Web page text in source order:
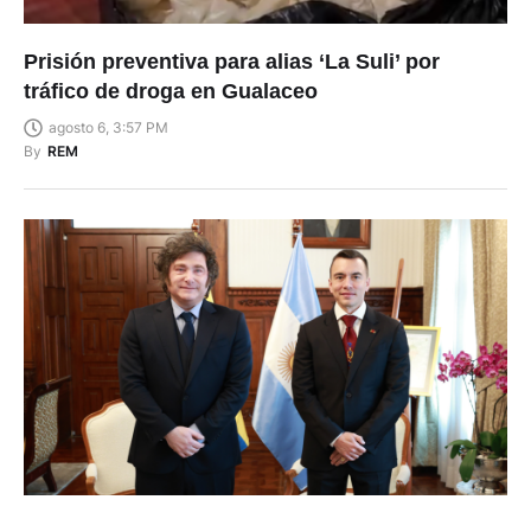
Prisión preventiva para alias ‘La Suli’ por
tráfico de droga en Gualaceo
agosto 6, 3:57 PM
By REM